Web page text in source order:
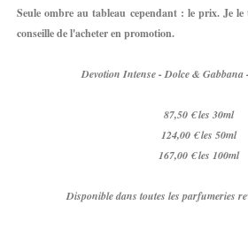
Seule ombre au tableau cependant : le prix. Je le
conseille de l'acheter en promotion.
Devotion Intense - Dolce & Gabbana
87,50 € les 30ml
124,00 € les 50ml
167,00 € les 100ml
Disponible dans toutes les parfumeries